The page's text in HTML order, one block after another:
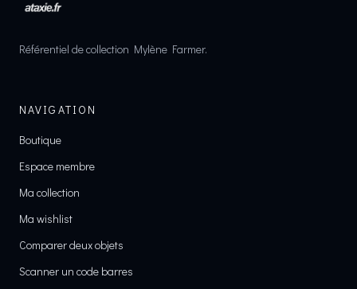
Référentiel de collection Mylène Farmer.
NAVIGATION
Boutique
Espace membre
Ma collection
Ma wishlist
Comparer deux objets
Scanner un code barres